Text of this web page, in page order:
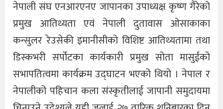
नेपाली संघ एनआरएनए जापानका उपाध्यक्ष कृष्ण गैरेको
प्रमुख आतिथ्यता एवं नेपाली दुतावास ओसाकाका
कन्सुलर रेउसेकी इमानीसीको विशिष्ट आतिथ्यतामा तथा
डिस्कभरी सर्पोटका कार्यकारी प्रमुख सोता मासुईको
सभापतित्वमा कार्यक्रम उद्घाटन भएको थियो । नेपाल र
नेपालीको पहिचान कला संस्कृतीलाई जापानी समुदायमा